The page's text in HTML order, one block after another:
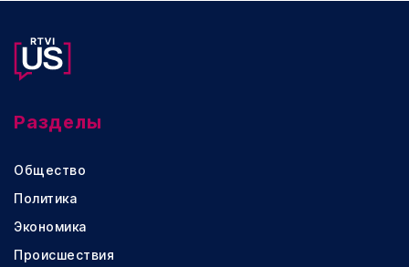
Разделы
Общество
Политика
Экономика
Происшествия